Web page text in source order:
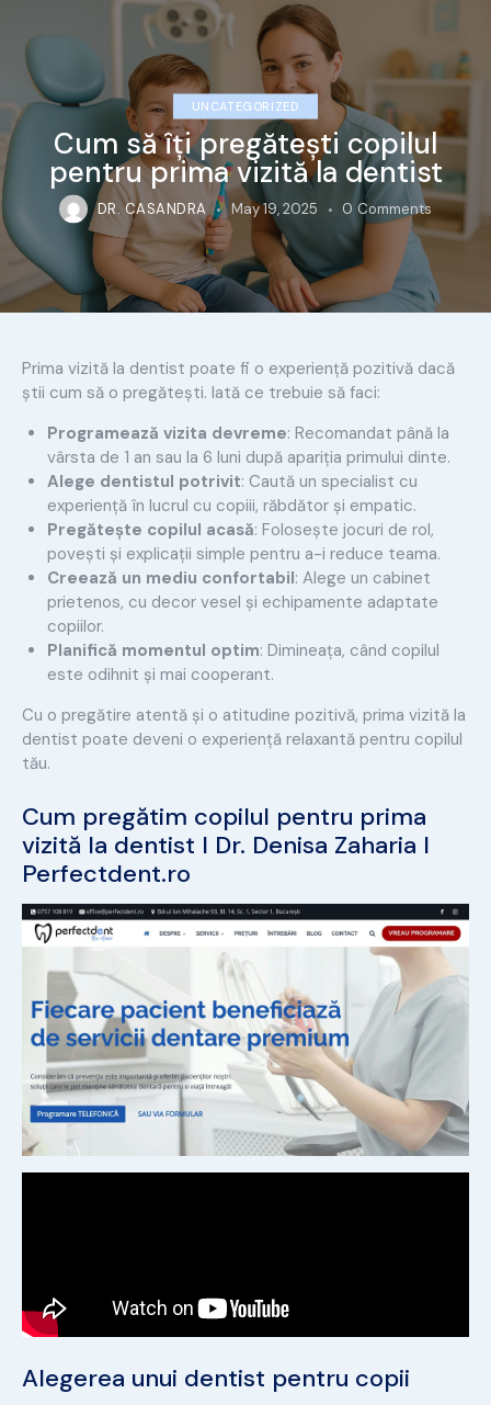
UNCATEGORIZED
Cum să îți pregătești copilul
pentru prima vizită la dentist
DR. CASANDRA May 19, 2025 0 Comments
Prima vizită la dentist poate fi o experiență pozitivă dacă
știi cum să o pregătești. Iată ce trebuie să faci:
Programează vizita devreme: Recomandat până la
vârsta de 1 an sau la 6 luni după apariția primului dinte.
Alege dentistul potrivit: Caută un specialist cu
experiență în lucrul cu copiii, răbdător și empatic.
Pregătește copilul acasă: Folosește jocuri de rol,
povești și explicații simple pentru a-i reduce teama.
Creează un mediu confortabil: Alege un cabinet
prietenos, cu decor vesel și echipamente adaptate
copiilor.
Planifică momentul optim: Dimineața, când copilul
este odihnit și mai cooperant.
Cu o pregătire atentă și o atitudine pozitivă, prima vizită la
dentist poate deveni o experiență relaxantă pentru copilul
tău.
Cum pregătim copilul pentru prima
vizită la dentist I Dr. Denisa Zaharia I
Perfectdent.ro
Alegerea unui dentist pentru copii